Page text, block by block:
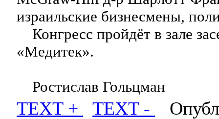
израильские бизнесмены,
Конгресс пройдёт в зале
«Медитек».
Ростислав Гольцман
TEXT + TEXT -